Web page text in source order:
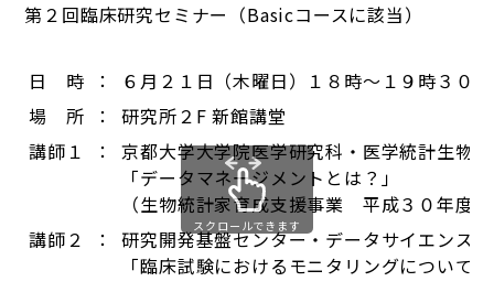
第２回臨床研究セミナー（Basicコースに該当）
日 時 ：
６月２１日（木曜日）１８時〜１９時３０分
場 所
：
研究所２F 新館講堂
講師１
：
京都大学大学院医学研究科・医学統計生物
「データマネージメントとは？」
（生物統計家育成支援事業 平成３０年度
講師２
：
研究開発基盤センター・データサイエンス
「臨床試験におけるモニタリングについて」
スクロールできます